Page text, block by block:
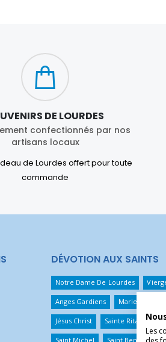
DE LOURDES
confectionnés par nos
artisans locaux
de Lourdes offert pour toute
commande
DÉVOTION AUX SAINTS
Notre Dame De Lourdes
Anges Gardiens Marie Qui
Jésus Christ Sainte Rita
Saint Michel Saint Benoît
Les